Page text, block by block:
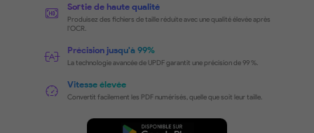
Reconnaissance précise du texte
les PDF numérisés
Transformez sans effort les PDF et les images
en documents consultables, ce qui permet une
une intégration transparentes dans le même
mise en page et la résolution, et préservez les